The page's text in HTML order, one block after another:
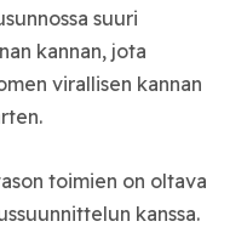
suuri
kannan, jota
virallisen kannan
toimien on oltava
kanssa.